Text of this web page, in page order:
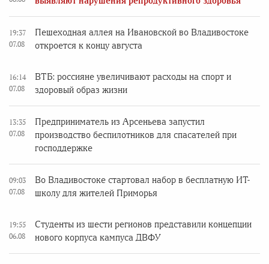
19:37
07.08
Пешеходная аллея на Ивановской во Владивостоке
откроется к концу августа
16:14
07.08
ВТБ: россияне увеличивают расходы на спорт и
здоровый образ жизни
13:35
07.08
Предприниматель из Арсеньева запустил
производство беспилотников для спасателей при
господдержке
09:03
07.08
Во Владивостоке стартовал набор в бесплатную ИТ-
школу для жителей Приморья
19:55
06.08
Студенты из шести регионов представили концепции
нового корпуса кампуса ДВФУ